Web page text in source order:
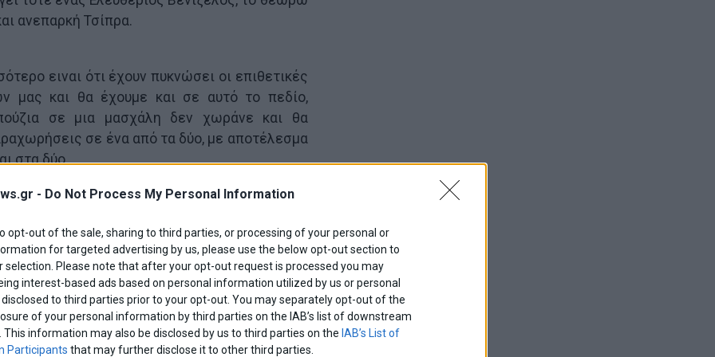
- Do Not Process My Personal Information
opt-out of the sale, sharing to third parties, or processing of your personal or
for targeted advertising by us, please use the below opt-out section to
selection. Please note that after your opt-out request is processed you may
interest-based ads based on personal information utilized by us or personal
to third parties prior to your opt-out. You may separately opt-out of the
of your personal information by third parties on the IAB’s list of downstream
This information may also be disclosed by us to third parties on the IAB’s List of
Participants that may further disclose it to other third parties.
ανεπαρκή Τσίπρα.
ειναι ότι έχουν πυκνώσει οι επιθετικές
μας και θα έχουμε και σε αυτό το πεδίο,
σε μια μασχάλη δεν χωράνε και θα
σε ένα από τα δύο, με αποτέλεσμα
στα δύο.
και να σταθούμε στα πόδια μας με
χαθούν όλα.
αλλά και τώρα προλαβαίνουμε..
Share This